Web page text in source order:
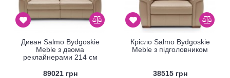
Диван Salmo Bydgoskie
Meble з двома
реклайнерами 214 см
89021 грн
Крісло Salmo Bydgoskie
Meble з підголовником
38515 грн